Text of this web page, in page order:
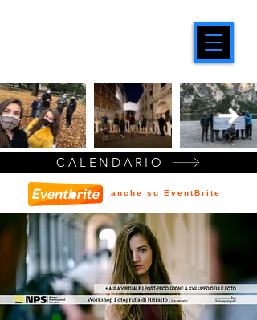
CALENDARIO
anche su EventBrite